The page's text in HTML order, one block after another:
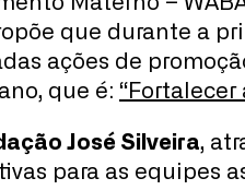
que durante a
ações de
que é: “Fortalecer
José Silveira,
para as equipes